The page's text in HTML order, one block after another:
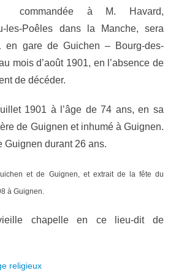
commandée à M. Havard,
les-Poêles dans la Manche, sera
en gare de Guichen – Bourg-des-
mois d’août 1901, en l’absence de
de décéder.
1901 à l’âge de 74 ans, en sa
de Guignen et inhumé à Guignen.
Guignen durant 26 ans.
et de Guignen, et extrait de la fête du
à Guignen.
chapelle en ce lieu-dit de
religieux